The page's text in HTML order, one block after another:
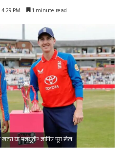
PM 1 minute read
खतरा या मजबूती? जानिए पूरा खेल